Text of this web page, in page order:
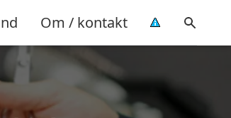
Om / kontakt